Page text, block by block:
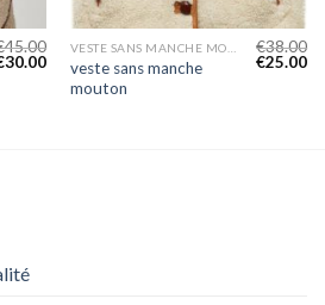
45.00
30.00
veste sans manche
mouton
€38.00
€25.00